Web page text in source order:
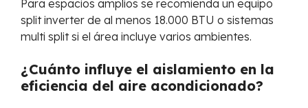
Para espacios amplios se recomienda un equipo
split inverter de al menos 18.000 BTU o sistemas
multi split si el área incluye varios ambientes.
¿Cuánto influye el aislamiento en la
eficiencia del aire acondicionado?